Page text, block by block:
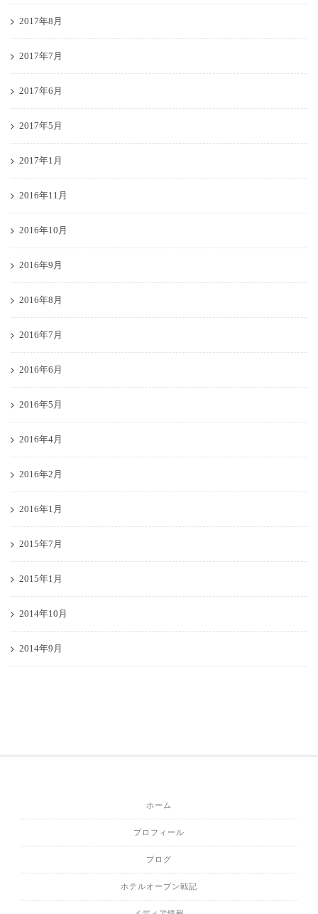
2017年8月
2017年7月
2017年6月
2017年5月
2017年1月
2016年11月
2016年10月
2016年9月
2016年8月
2016年7月
2016年6月
2016年5月
2016年4月
2016年2月
2016年1月
2015年7月
2015年1月
2014年10月
2014年9月
ホーム
プロフィール
ブログ
ホテルオープン戦記